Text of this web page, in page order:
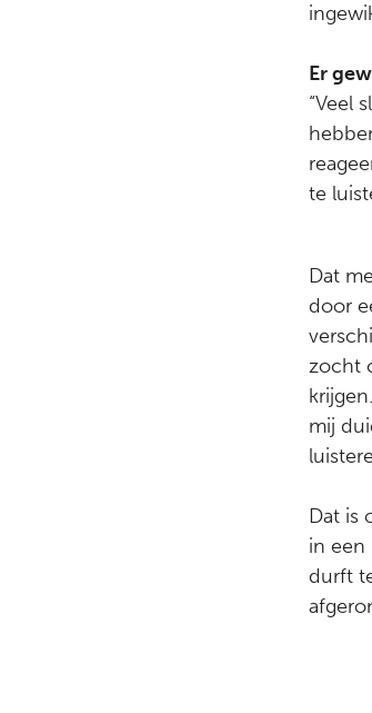
Er
“Veel
te
Dat
door
zocht
mij
Dat is
in een
durft